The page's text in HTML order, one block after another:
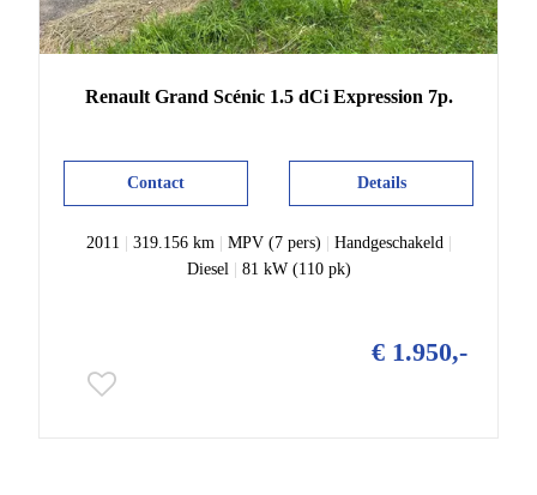
Renault Grand Scénic 1.5 dCi Expression 7p.
Details
Contact
2011 | 319.156 km | MPV (7 pers) | Handgeschakeld |
Diesel | 81 kW (110 pk)
€ 1.950,-